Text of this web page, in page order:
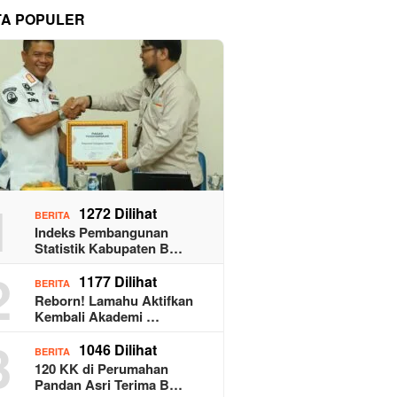
POPULER
BERITA 1272 Dilihat
Indeks Pembangunan
Statistik Kabupaten B…
BERITA 1177 Dilihat
Reborn! Lamahu Aktifkan
Kembali Akademi …
BERITA 1046 Dilihat
120 KK di Perumahan
Pandan Asri Terima B…